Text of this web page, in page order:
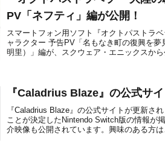
PV「ネフティ」編が公開！
スマートフォン用ソフト『オクトパストラ
ャラクター 予告PV「名もなき町の復興を夢
明里）」編が、スクウェア・エニックスか
『Caladrius Blaze』の公式サ
『Caladrius Blaze』の公式サイトが更新さ
ことが決定したNintendo Switch版の情報が
介映像も公開されています。興味のある方